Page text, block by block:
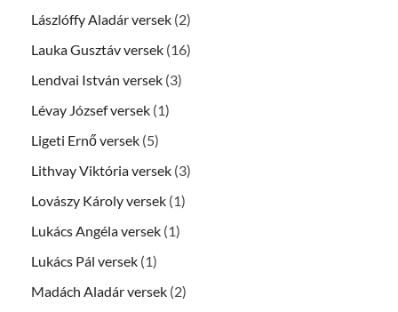
Lászlóffy Aladár versek (2)
Lauka Gusztáv versek (16)
Lendvai István versek (3)
Lévay József versek (1)
Ligeti Ernő versek (5)
Lithvay Viktória versek (3)
Lovászy Károly versek (1)
Lukács Angéla versek (1)
Lukács Pál versek (1)
Madách Aladár versek (2)